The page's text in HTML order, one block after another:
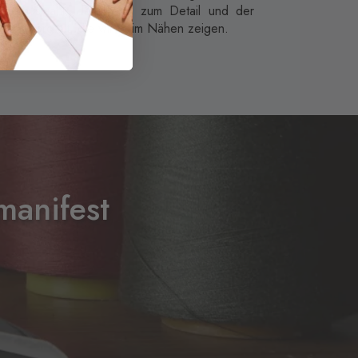
der Liebe zum Detail und der
Sorgfalt, die wir beim Nähen zeigen.